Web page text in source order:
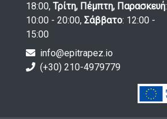
18:00, Τρίτη, Πέμπτη, Παρασκευή:
10:00 - 20:00, Σάββατο: 12:00 -
15:00
info@epitrapez.io
(+30) 210-4979779